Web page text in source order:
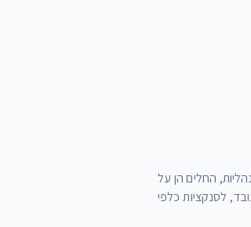
החלים הן על
לסנקציות כלפי